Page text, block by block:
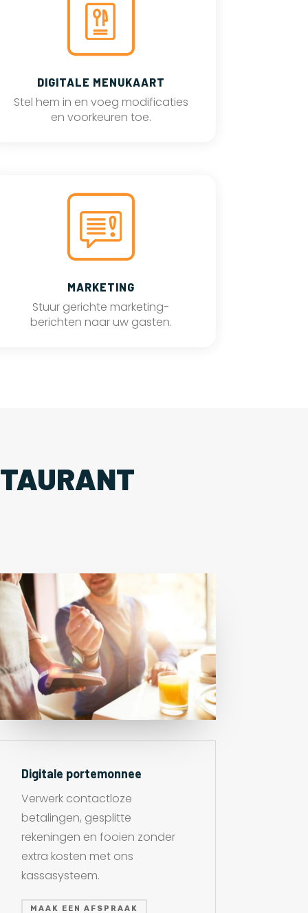
DIGITALE MENUKAART
Stel hem in en voeg modificaties
en voorkeuren toe.
MARKETING
Stuur gerichte marketing-
berichten naar uw gasten.
Digitale portemonnee
Verwerk contactloze
betalingen, gesplitte
rekeningen en fooien zonder
extra kosten met ons
kassasysteem.
MAAK EEN AFSPRAAK